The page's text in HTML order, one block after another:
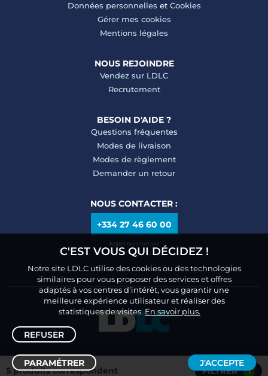
5 produits correspondent FILTRER 1
Données personnelles et Cookies
Gérer mes cookies
Mentions légales
NOUS REJOINDRE
Vendez sur LDLC
Recrutement
BESOIN D'AIDE ?
Questions fréquentes
Modes de livraison
Modes de règlement
Demander un retour
NOUS CONTACTER :
+334 27 46 60 00
Appel non surtaxé
C'EST VOUS QUI DÉCIDEZ !
Notre site LDLC utilise des cookies ou des technologies
similaires pour vous proposer des services et offres
adaptés à vos centres d’intérêt, vous garantir une
meilleure expérience utilisateur et réaliser des
statistiques de visites.En savoir plus.
REFUSER
PARAMÉTRER J'ACCEPTE